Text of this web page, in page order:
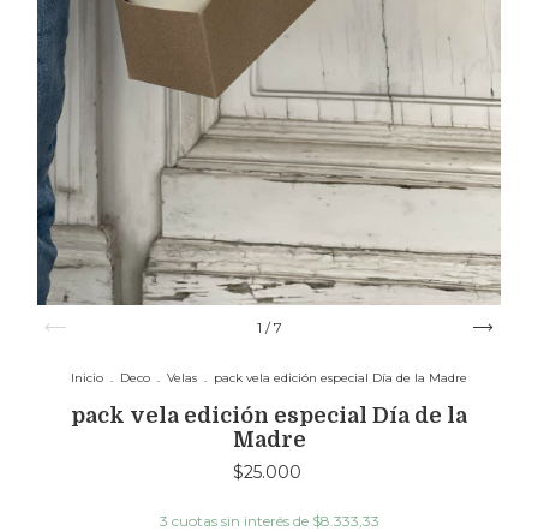
1 /7
Inicio . Deco . Velas . pack vela edición especial Día de la Madre
pack vela edición especial Día de la
Madre
$25.000
3 cuotas sin interés de $8.333,33